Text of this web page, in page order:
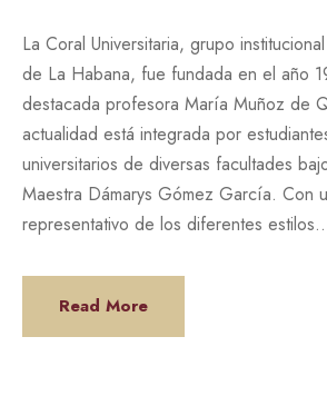
La Coral Universitaria, grupo
de La Habana, fue fundada en el año
destacada profesora María Muñoz de
actualidad está integrada por
universitarios de diversas facultades
Maestra Dámarys Gómez García. Con
representativo de los diferentes
Read More